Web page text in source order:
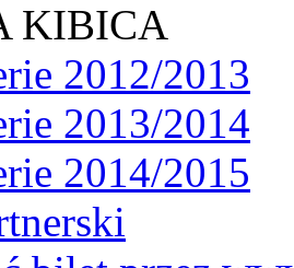
KIBICA
2012/2013
2013/2014
2014/2015